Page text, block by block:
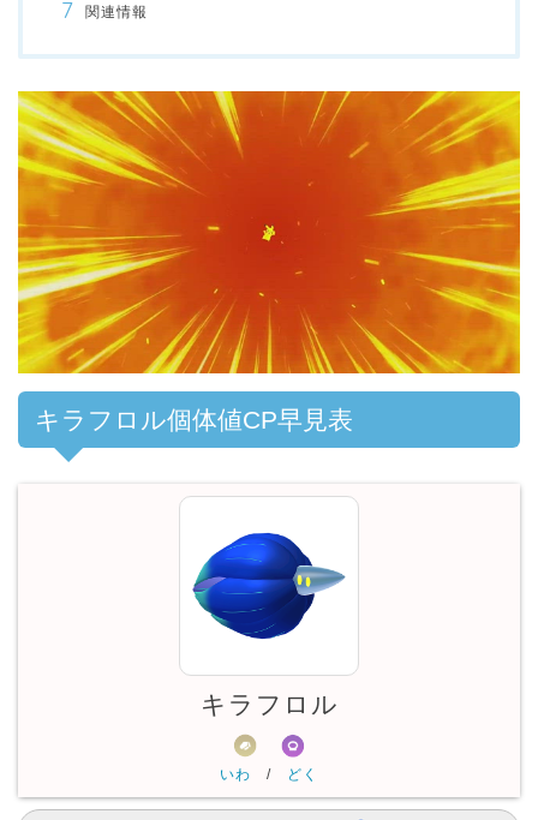
関連情報
00:00 /01:00
キラフロル個体値CP早見表
キラフロル
いわ / どく